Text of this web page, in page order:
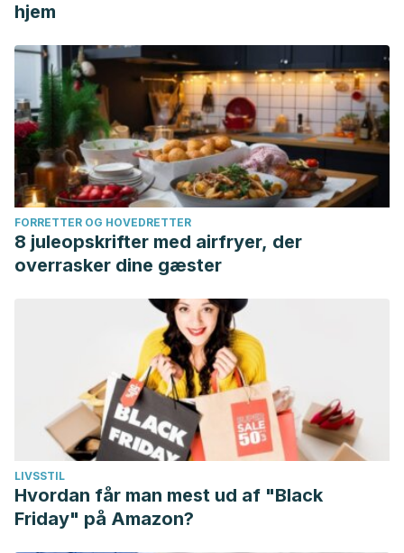
hjem
FORRETTER OG HOVEDRETTER
8 juleopskrifter med airfryer, der
overrasker dine gæster
LIVSSTIL
Hvordan får man mest ud af "Black
Friday" på Amazon?